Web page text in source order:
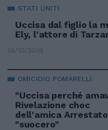
STATI UNITI
Uccisa dal figlio la
Ely, l'attore di
19/10/2019
OMICIDIO POMARELLI
"Uccisa perché
Rivelazione choc
dell'amica
"suocero"